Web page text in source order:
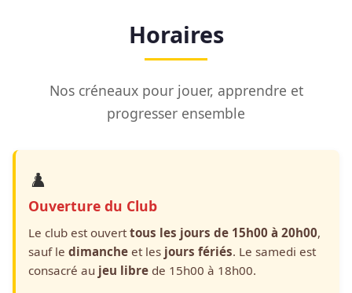
Horaires
Nos créneaux pour jouer, apprendre et
progresser ensemble
♟️
Ouverture du Club
Le club est ouvert tous les jours de 15h00 à 20h00,
sauf le dimanche et les jours fériés. Le samedi est
consacré au jeu libre de 15h00 à 18h00.